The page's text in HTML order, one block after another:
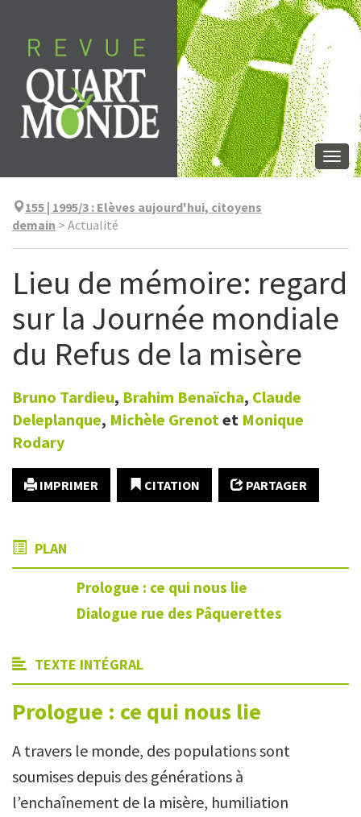
contenu
155 | 1995/3 : Elèves aujourd'hui, citoyens
demain > Actualité
Lieu de mémoire: regard
sur la Journée mondiale
du Refus de la misère
Bruno Tardieu, Brahim Benaïcha, Claude
Deleplanque, Michèle Grenotet Monique
Rodary
IMPRIMER CITATION PARTAGER
PLAN
Prologue : ce qui nous lie
Dialogue rue des Pâquerettes
TEXTE INTÉGRAL
Prologue : ce qui nous lie
A travers le monde, des populations sont
soumises depuis des générations à
l’enchaînement de la misère, humiliation